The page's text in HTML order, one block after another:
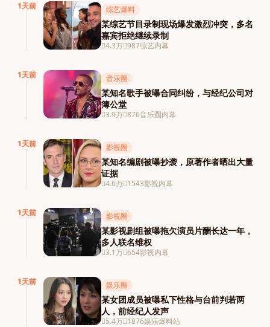
1天前 综艺爆料
某综艺节目录制现场爆发激烈冲突，多名
嘉宾拒绝继续录制
4.3万 987综艺内幕
1天前 音乐圈
某知名歌手被曝合同纠纷，与经纪公司对
簿公堂
3.9万 876音乐圈内幕
1天前 影视圈
某知名编剧被曝抄袭，原著作者晒出大量
证据
4.6万 1543影视内幕
1天前 影视圈
某影视剧组被曝拖欠演员片酬长达一年，
多人联名维权
3.1万 654影视内幕
1天前 娱乐圈
某女团成员被曝私下性格与台前判若两
人，前经纪人发声
5.4万 1876娱乐爆料站